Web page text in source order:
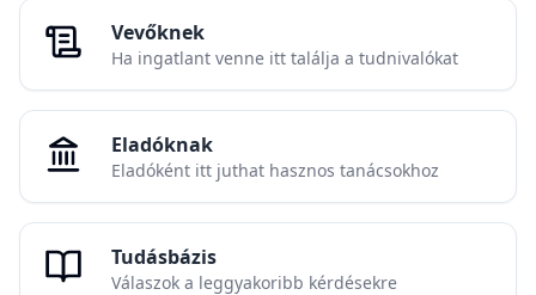
Vevőknek
Ha ingatlant venne itt találja a tudnivalókat
Eladóknak
Eladóként itt juthat hasznos tanácsokhoz
Tudásbázis
Válaszok a leggyakoribb kérdésekre